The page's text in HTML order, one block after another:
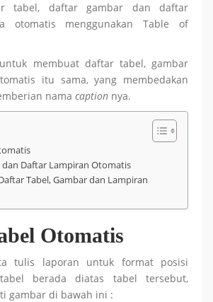
Fungsi dan Kontrol Aliran di R
tabel, daftar gambar dan daftar
otomatis menggunakan Table of
membuat daftar tabel, gambar
itu sama, yang membedakan
nama caption nya.
dan Daftar Lampiran Otomatis
Tabel, Gambar dan Lampiran
Otomatis
tulis laporan untuk format posisi
berada diatas tabel tersebut,
gambar di bawah ini :